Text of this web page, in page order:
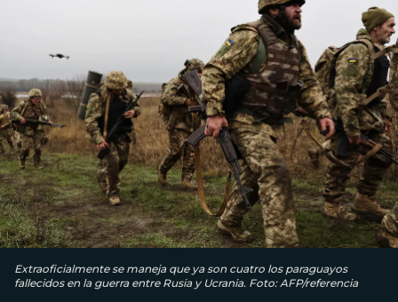
Extraoficialmente se maneja que ya son cuatro los paraguayos
fallecidos en la guerra entre Rusia y Ucrania. Foto: AFP/referencia